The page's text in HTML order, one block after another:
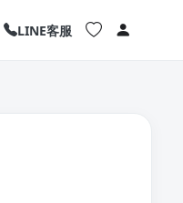
LINE客服